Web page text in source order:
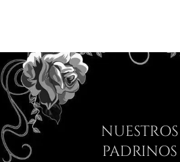
NUESTROS
PADRINOS